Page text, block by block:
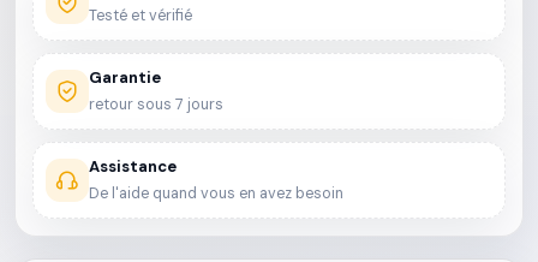
Testé et vérifié
Garantie
retour sous 7 jours
Assistance
De l'aide quand vous en avez besoin